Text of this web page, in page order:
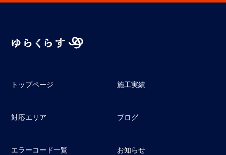
トップページ
対応エリア
エラーコード一覧
施工実績
ブログ
お知らせ